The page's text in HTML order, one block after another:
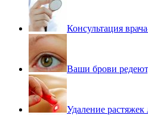
Консультация
Ваши брови
Удаление растяжек